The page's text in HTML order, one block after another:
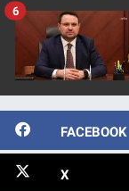
6
FACEBOOK
X